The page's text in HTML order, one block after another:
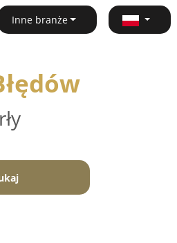
Inne branże